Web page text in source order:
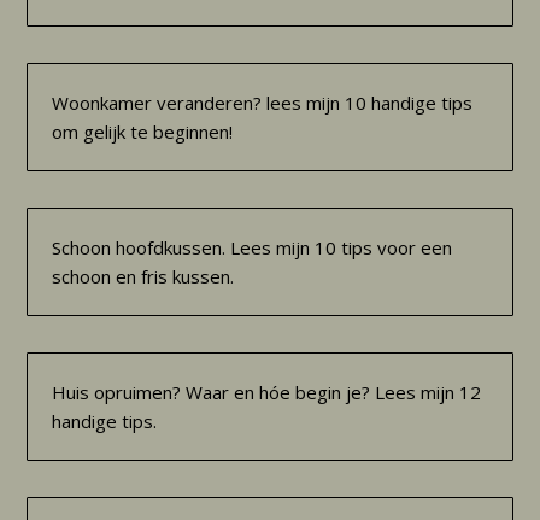
Woonkamer veranderen? lees mijn 10 handige tips
om gelijk te beginnen!
Schoon hoofdkussen. Lees mijn 10 tips voor een
schoon en fris kussen.
Huis opruimen? Waar en hóe begin je? Lees mijn 12
handige tips.